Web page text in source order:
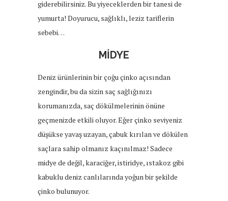
giderebilirsiniz. Bu yiyeceklerden bir tanesi de
yumurta! Doyurucu, sağlıklı, leziz tariflerin
sebebi…
MİDYE
Deniz ürünlerinin bir çoğu çinko açısından
zengindir, bu da sizin saç sağlığınızı
korumanızda, saç dökülmelerinin önüne
geçmenizde etkili oluyor. Eğer çinko seviyeniz
düşükse yavaş uzayan, çabuk kırılan ve dökülen
saçlara sahip olmanız kaçınılmaz! Sadece
midye de değil, karaciğer, istiridye, ıstakoz gibi
kabuklu deniz canlılarında yoğun bir şekilde
çinko bulunuyor.